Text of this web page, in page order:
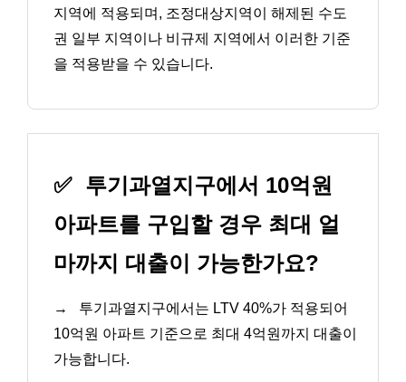
지역에 적용되며, 조정대상지역이 해제된 수도
권 일부 지역이나 비규제 지역에서 이러한 기준
을 적용받을 수 있습니다.
✅ 투기과열지구에서 10억원
아파트를 구입할 경우 최대 얼
마까지 대출이 가능한가요?
→
투기과열지구에서는 LTV 40%가 적용되어
10억원 아파트 기준으로 최대 4억원까지 대출이
가능합니다.